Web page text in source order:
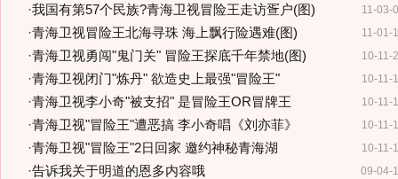
11-03-
·我国有第57个民族?青海卫视冒险王走访疍户(图)
11-01-
·青海卫视冒险王北海寻珠 海上飘行险遇难(图)
10-11-
·青海卫视勇闯"鬼门关" 冒险王探底千年禁地(图)
10-11-
·青海卫视闭门"炼丹" 欲造史上最强"冒险王"
10-11-
·青海卫视李小奇"被支招" 是冒险王OR冒牌王
10-11-
·青海卫视"冒险王"遭恶搞 李小奇唱《刘亦菲》
10-11-
·青海卫视"冒险王"2日回家 邀约神秘青海湖
09-04-
·告诉我关于明道的恩多内容哦